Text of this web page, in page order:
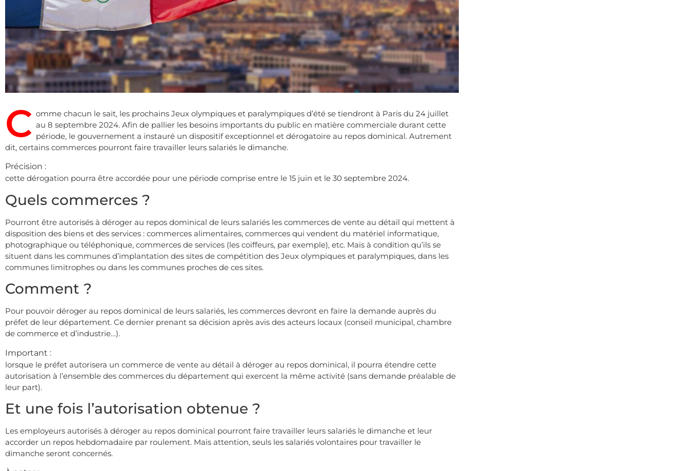
C omme chacun le sait, les prochains Jeux olympiques et paralympiques d’été se tiendront à Paris du 24 juillet
au 8 septembre 2024. Afin de pallier les besoins importants du public en matière commerciale durant cette
période, le gouvernement a instauré un dispositif exceptionnel et dérogatoire au repos dominical. Autrement
dit, certains commerces pourront faire travailler leurs salariés le dimanche.
Précision :
cette dérogation pourra être accordée pour une période comprise entre le 15 juin et le 30 septembre 2024.
Quels commerces ?
Pourront être autorisés à déroger au repos dominical de leurs salariés les commerces de vente au détail qui mettent à
disposition des biens et des services : commerces alimentaires, commerces qui vendent du matériel informatique,
photographique ou téléphonique, commerces de services (les coiffeurs, par exemple), etc. Mais à condition qu’ils se
situent dans les communes d’implantation des sites de compétition des Jeux olympiques et paralympiques, dans les
communes limitrophes ou dans les communes proches de ces sites.
Comment ?
Pour pouvoir déroger au repos dominical de leurs salariés, les commerces devront en faire la demande auprès du
préfet de leur département. Ce dernier prenant sa décision après avis des acteurs locaux (conseil municipal, chambre
de commerce et d’industrie…).
Important :
lorsque le préfet autorisera un commerce de vente au détail à déroger au repos dominical, il pourra étendre cette
autorisation à l’ensemble des commerces du département qui exercent la même activité (sans demande préalable de
leur part).
Et une fois l’autorisation obtenue ?
Les employeurs autorisés à déroger au repos dominical pourront faire travailler leurs salariés le dimanche et leur
accorder un repos hebdomadaire par roulement. Mais attention, seuls les salariés volontaires pour travailler le
dimanche seront concernés.